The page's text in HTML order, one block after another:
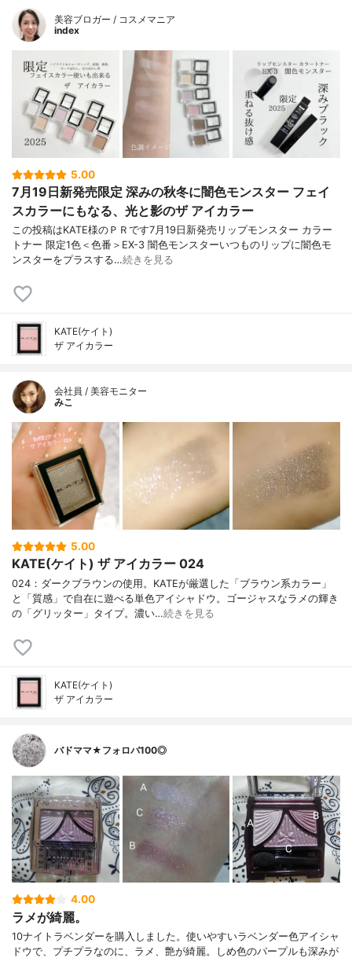
美容ブロガー / コスメマニア
index
5.00
7月19日新発売限定 深みの秋冬に闇色モンスター フェイ
スカラーにもなる、光と影のザ アイカラー
この投稿はKATE様のＰＲです7月19日新発売リップモンスター カラー
トナー 限定1色＜色番＞EX-3 闇色モンスターいつものリップに闇色モ
ンスターをプラスする…続きを見る
KATE(ケイト)
ザ アイカラー
会社員 / 美容モニター
みこ
5.00
KATE(ケイト) ザ アイカラー 024
024：ダークブラウンの使用。KATEが厳選した「ブラウン系カラー」
と「質感」で自在に遊べる単色アイシャドウ。ゴージャスなラメの輝き
の「グリッター」タイプ。濃い…続きを見る
KATE(ケイト)
ザ アイカラー
バドママ★フォロバ100◎
4.00
ラメが綺麗。
10ナイトラベンダーを購入しました。使いやすいラベンダー色アイシャ
ドウで、プチプラなのに、ラメ、艶が綺麗。しめ色のパープルも深みが